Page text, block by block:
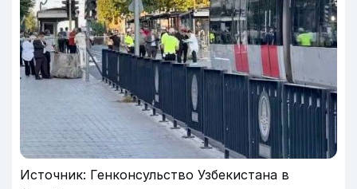
Источник: Генконсульство Узбекистана в